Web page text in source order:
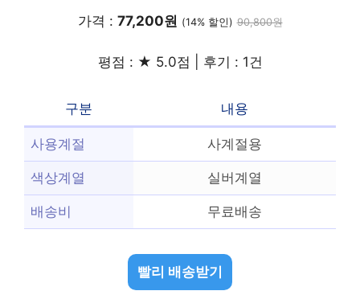
가격 : 77,200원 (14% 할인) 90,800원
평점 : ★ 5.0점 | 후기 : 1건
구분 내용
사용계절 사계절용
색상계열 실버계열
배송비 무료배송
빨리 배송받기